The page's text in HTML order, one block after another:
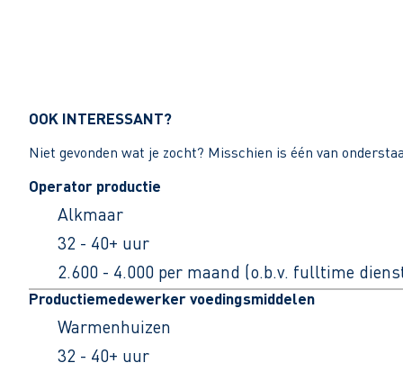
OOK INTERESSANT?
Niet gevonden wat je zocht? Misschien is één van
Operator productie
Alkmaar
32 - 40+ uur
2.600 - 4.000 per maand (o.b.v. fulltime
Productiemedewerker voedingsmiddelen
Warmenhuizen
32 - 40+ uur